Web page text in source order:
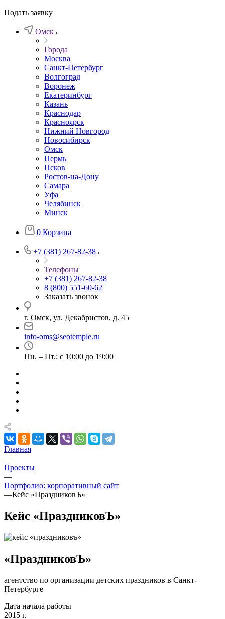
Подать заявку
Омск
Города
Москва
Санкт-Петербург
Волгоград
Воронеж
Екатеринбург
Казань
Краснодар
Красноярск
Нижний Новгород
Новосибирск
Омск
Пермь
Псков
Ростов-на-Дону
Самара
Уфа
Челябинск
Минск
0 Корзина
+7 (381) 267-82-38
Телефоны
+7 (381) 267-82-38
8 (800) 551-60-62
Заказать звонок
г. Омск, ул. Декабристов, д. 45
info-oms@seotemple.ru
Пн. – Пт.: с 10:00 до 19:00
Главная
—
Проекты
—
Портфолио: корпоративный сайт
—Кейс «ПраздниковЪ»
Кейс «ПраздниковЪ»
«ПраздниковЪ»
агентство по организации детских праздников в Санкт-
Петербурге
Дата начала работы
2015 г.